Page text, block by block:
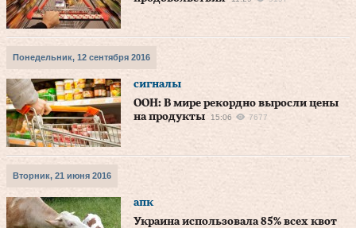
Понедельник, 12 сентября 2016
сигналы
ООН: В мире рекордно выросли цены
на продукты
15:06 7677
Вторник, 21 июня 2016
апк
Украина использовала 85% всех квот